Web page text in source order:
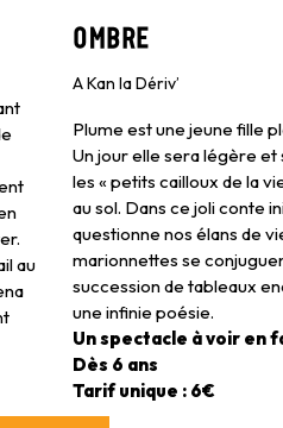
au
Ombre
A Kan la Dériv’
Plume est une jeune fille
Un jour elle sera légère et
les « petits cailloux de la
au sol. Dans ce joli conte
questionne nos élans de
marionnettes se
succession de tableaux
une infinie poésie.
Un spectacle à voir en
Dès 6 ans
Tarif unique : 6€